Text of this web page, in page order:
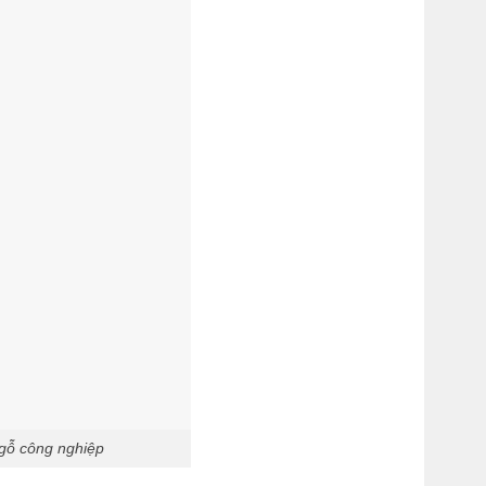
công nghiệp